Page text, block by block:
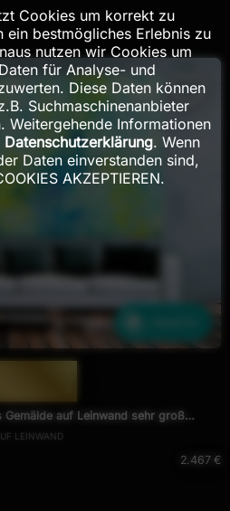
auf Leinwand sehr groß
LEINWAND
2.467 €
Cookies um korrekt zu
ein bestmögliches Erlebnis zu
nutzen wir Cookies um
für Analyse- und
Diese Daten können
Suchmaschinenanbieter
Weitergehende Informationen
Datenschutzerklärung. Wenn
Daten einverstanden sind,
AKZEPTIEREN.